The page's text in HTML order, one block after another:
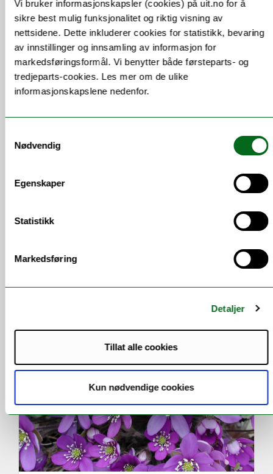
Vi bruker informasjonskapsler (cookies) på uit.no for å
sikre best mulig funksjonalitet og riktig visning av
nettsidene. Dette inkluderer cookies for statistikk, bevaring
av innstillinger og innsamling av informasjon for
markedsføringsformål. Vi benytter både førsteparts- og
tredjeparts-cookies. Les mer om de ulike
informasjonskapslene nedenfor.
Nødvendig
Egenskaper
Statistikk
Markedsføring
Detaljer
Tillat alle cookies
Kun nødvendige cookies
Polarmuseet
MS Polstjerna